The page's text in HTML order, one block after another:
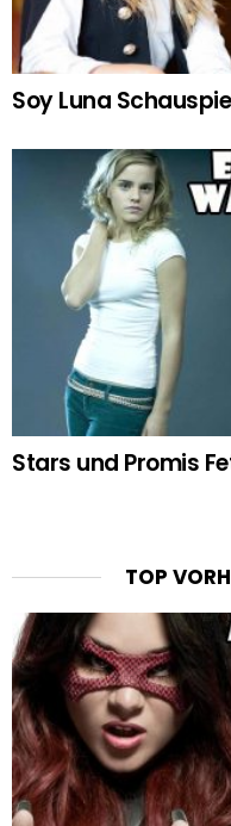
Soy Luna
Stars und Promis
TOP